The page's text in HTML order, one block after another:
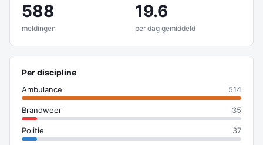
588
meldingen
19.6
per dag gemiddeld
Per discipline
Ambulance 514
Brandweer 35
Politie 37